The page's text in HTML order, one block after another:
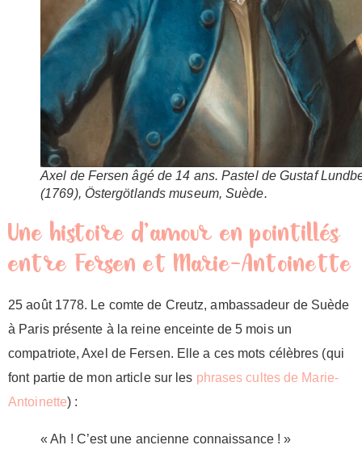
Axel de Fersen âgé de 14 ans. Pastel de Gustaf
(1769), Östergötlands museum, Suède.
Une histoire d’amour en pointillés
entre Fersen et Marie-Antoinette
25 août 1778. Le comte de Creutz, ambassadeur de Suède
à Paris présente à la reine enceinte de 5 mois un
compatriote, Axel de Fersen. Elle a ces mots célèbres (qui
font partie de mon article sur les phrases cultes de Marie-
Antoinette) :
« Ah ! C’est une ancienne connaissance ! »